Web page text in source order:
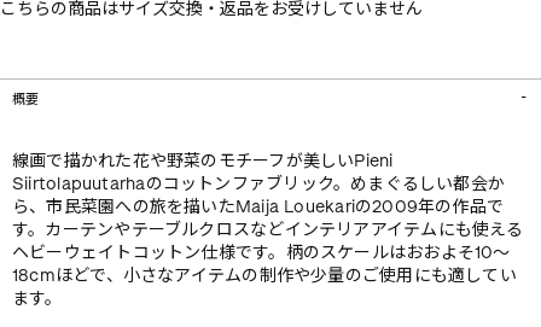
こちらの商品はサイズ交換・返品をお受けしていません
概要
線画で描かれた花や野菜のモチーフが美しいPieni
Siirtolapuutarhaのコットンファブリック。めまぐるしい都会か
ら、市民菜園への旅を描いたMaija Louekariの2009年の作品で
す。カーテンやテーブルクロスなどインテリアアイテムにも使える
ヘビーウェイトコットン仕様です。柄のスケールはおおよそ10～
18cmほどで、小さなアイテムの制作や少量のご使用にも適してい
ます。